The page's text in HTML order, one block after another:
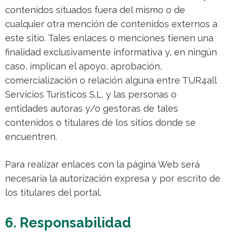
contenidos situados fuera del mismo o de
cualquier otra mención de contenidos externos a
este sitio. Tales enlaces o menciones tienen una
finalidad exclusivamente informativa y, en ningún
caso, implican el apoyo, aprobación,
comercialización o relación alguna entre TUR4all
Servicios Turísticos S.L. y las personas o
entidades autoras y/o gestoras de tales
contenidos o titulares de los sitios donde se
encuentren.
Para realizar enlaces con la página Web será
necesaria la autorización expresa y por escrito de
los titulares del portal.
6. Responsabilidad